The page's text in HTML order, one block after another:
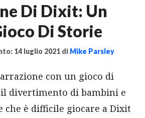
Di Dixit: Un
Di Storie
14 luglio 2021 di Mike Parsley
con un gioco di
divertimento di bambini e
che è difficile giocare a Dixit